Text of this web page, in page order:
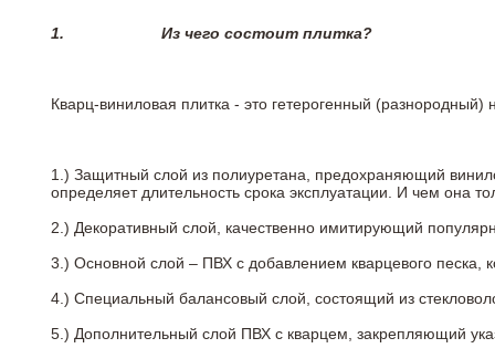
1. Из чего состоит плитка?
Кварц-виниловая плитка - это гетерогенный
1.) Защитный слой из полиуретана, предохраняющий
определяет длительность срока эксплуатации. И чем она
2.) Декоративный слой, качественно имитирующий
3.) Основной слой – ПВХ с добавлением кварцевого песка,
4.) Специальный балансовый слой, состоящий из
5.) Дополнительный слой ПВХ с кварцем, закрепляющий